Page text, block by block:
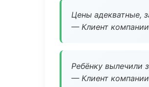
Цены адекватные,
— Клиент компании
Ребёнку вылечили
— Клиент компании